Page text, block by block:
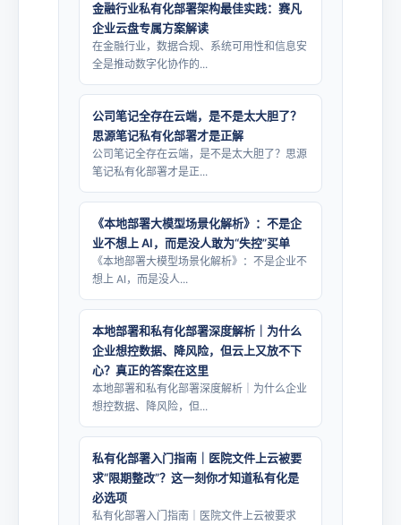
金融行业私有化部署架构最佳实践：赛凡
企业云盘专属方案解读
在金融行业，数据合规、系统可用性和信息安
全是推动数字化协作的...
公司笔记全存在云端，是不是太大胆了？
思源笔记私有化部署才是正解
公司笔记全存在云端，是不是太大胆了？思源
笔记私有化部署才是正...
《本地部署大模型场景化解析》：不是企
业不想上 AI，而是没人敢为“失控”买单
《本地部署大模型场景化解析》：不是企业不
想上 AI，而是没人...
本地部署和私有化部署深度解析｜为什么
企业想控数据、降风险，但云上又放不下
心？真正的答案在这里
本地部署和私有化部署深度解析｜为什么企业
想控数据、降风险，但...
私有化部署入门指南｜医院文件上云被要
求“限期整改”？这一刻你才知道私有化是
必选项
私有化部署入门指南｜医院文件上云被要求